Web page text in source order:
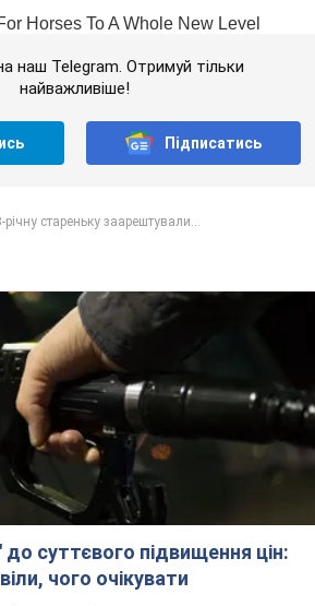
наш Telegram. Отримуй тільки
найважливіше!
Підписатись
річну стареньку заарештували...
суттєвого підвищення цін:
чого очікувати